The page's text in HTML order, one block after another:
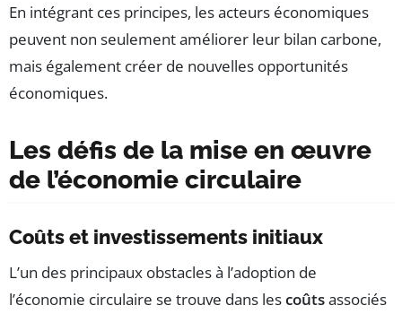
En intégrant ces principes, les acteurs économiques
peuvent non seulement améliorer leur bilan carbone,
mais également créer de nouvelles opportunités
économiques.
Les défis de la mise en œuvre
de l’économie circulaire
Coûts et investissements initiaux
L’un des principaux obstacles à l’adoption de
l’économie circulaire se trouve dans lescoûtsassociés